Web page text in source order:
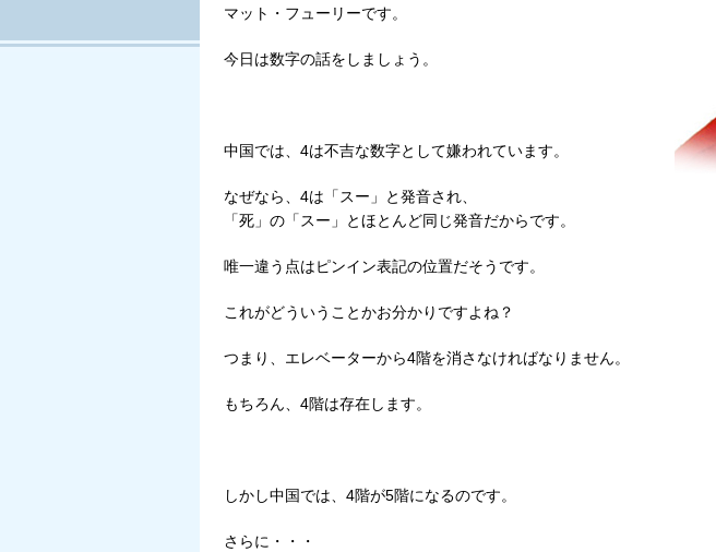
マット・フューリーです。
今日は数字の話をしましょう。
中国では、4は不吉な数字として嫌われています。
なぜなら、4は「スー」と発音され、
「死」の「スー」とほとんど同じ発音だからです。
唯一違う点はピンイン表記の位置だそうです。
これがどういうことかお分かりですよね？
つまり、エレベーターから4階を消さなければなりません。
もちろん、4階は存在します。
しかし中国では、4階が5階になるのです。
さらに・・・